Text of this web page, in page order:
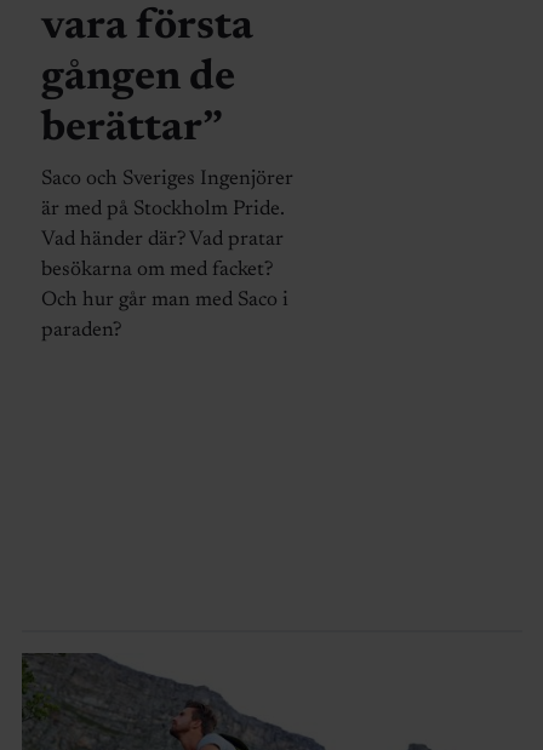
vara första
gången de
berättar”
Saco och Sveriges Ingenjörer
är med på Stockholm Pride.
Vad händer där? Vad pratar
besökarna om med facket?
Och hur går man med Saco i
paraden?